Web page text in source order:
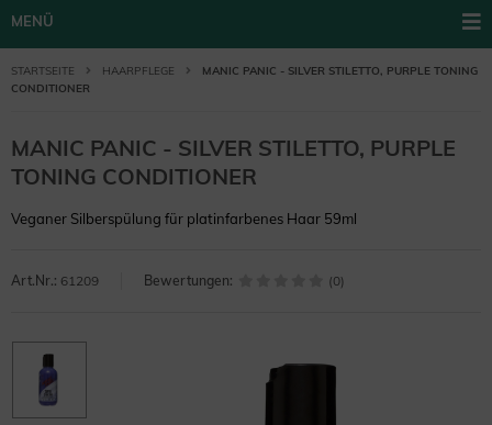
MENÜ
STARTSEITE HAARPFLEGE
MANIC PANIC - SILVER STILETTO, PURPLE TONING
CONDITIONER
MANIC PANIC - SILVER STILETTO, PURPLE
TONING CONDITIONER
Veganer Silberspülung für platinfarbenes Haar 59ml
Art.Nr.: 61209 Bewertungen: (0)